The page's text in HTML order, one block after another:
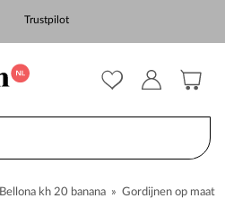
Trustpilot
Bellona kh 20 banana » Gordijnen op maat